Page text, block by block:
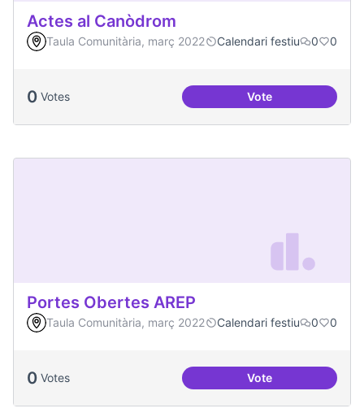
Actes al Canòdrom
Taula Comunitària, març 2022 Calendari festiu 0 0
0 Votes VoteActes al Canòdrom
Portes Obertes AREP
Taula Comunitària, març 2022 Calendari festiu 0 0
0 Votes VotePortes Obertes